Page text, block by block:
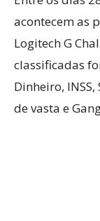
acontecem as
Logitech G
classificadas
Dinheiro,
de vasta e